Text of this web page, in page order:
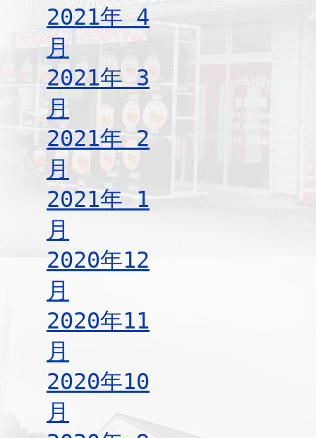
2021年 4
月
2021年 3
月
2021年 2
月
2021年 1
月
2020年12
月
2020年11
月
2020年10
月